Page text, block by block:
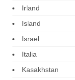
Irland
Island
Israel
Italia
Kasakhstan